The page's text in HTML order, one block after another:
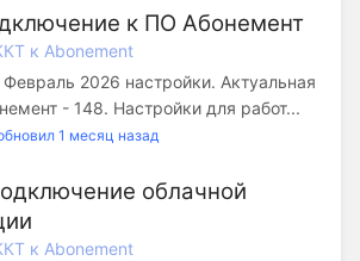
к ПО Абонемент
к Abonement
2026 настройки. Актуальная
- 148. Настройки для работ...
1 месяц назад
облачной
к Abonement